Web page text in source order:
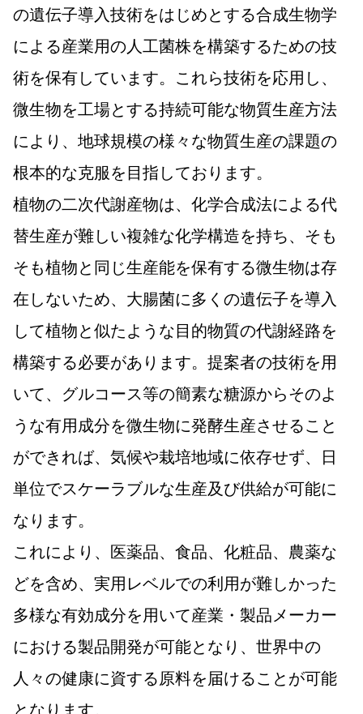
の遺伝子導入技術をはじめとする合成生物学
による産業用の人工菌株を構築するための技
術を保有しています。これら技術を応用し、
微生物を工場とする持続可能な物質生産方法
により、地球規模の様々な物質生産の課題の
根本的な克服を目指しております。
植物の二次代謝産物は、化学合成法による代
替生産が難しい複雑な化学構造を持ち、そも
そも植物と同じ生産能を保有する微生物は存
在しないため、大腸菌に多くの遺伝子を導入
して植物と似たような目的物質の代謝経路を
構築する必要があります。提案者の技術を用
いて、グルコース等の簡素な糖源からそのよ
うな有用成分を微生物に発酵生産させること
ができれば、気候や栽培地域に依存せず、日
単位でスケーラブルな生産及び供給が可能に
なります。
これにより、医薬品、食品、化粧品、農薬な
どを含め、実用レベルでの利用が難しかった
多様な有効成分を用いて産業・製品メーカー
における製品開発が可能となり、世界中の
人々の健康に資する原料を届けることが可能
となります。